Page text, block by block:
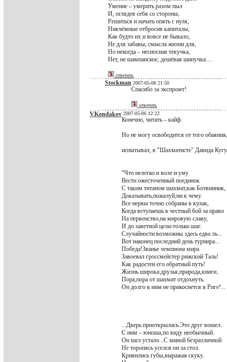
Умение – умерить разом пыл
И, оглядев себя со стороны,
Решиться и начать опять с нуля,
Никчёмные отбросив капиталы,
Как будто их и вовсе не бывало,
Не для забавы, смысла жизни для,
Но некогда – несносная текучка,
Нет, не шампанское, дешёвая шипучка…
ответить
Stockman 2007-05-08 21:50
Спасибо за экспромт!
ответить
VKondakov 2007-05-06 12:22
Конечно, читать – кайф.
Но не могу освободится от того
испытывал, в "Шахматисте" Давида
"Что нелегко и воле и уму
Вести ожесточенный поединок
С таким титаном шахмат,как Ботвинник,
Доказывать,пожалуй,ни к чему.
Все нервы точно собраны в кулак,
Когда вступаешь в честный бой за право
На первенство,на мировую славу,
И до заветной цели-только шаг.
Случайности возможны здесь едва ль...
Вот наконец последний день турнира...
Победа!Званье чемпиона мира
Завоевал гроссмейстер рижский Таль!
Как радостен его обратный путь!
Жизнь широка:друзья,природа,книги..
Пора,пора от шахмат отдохнуть.
Он долго к ним не прикоснется в Риге!...
...Дверь приоткрылась.Это друг вошел.
С ним – юноша,по виду необычный.
Он шел устало...С миной безразличной
Не торопясь уселся он за стол.
Кривились губы,выражая скуку.